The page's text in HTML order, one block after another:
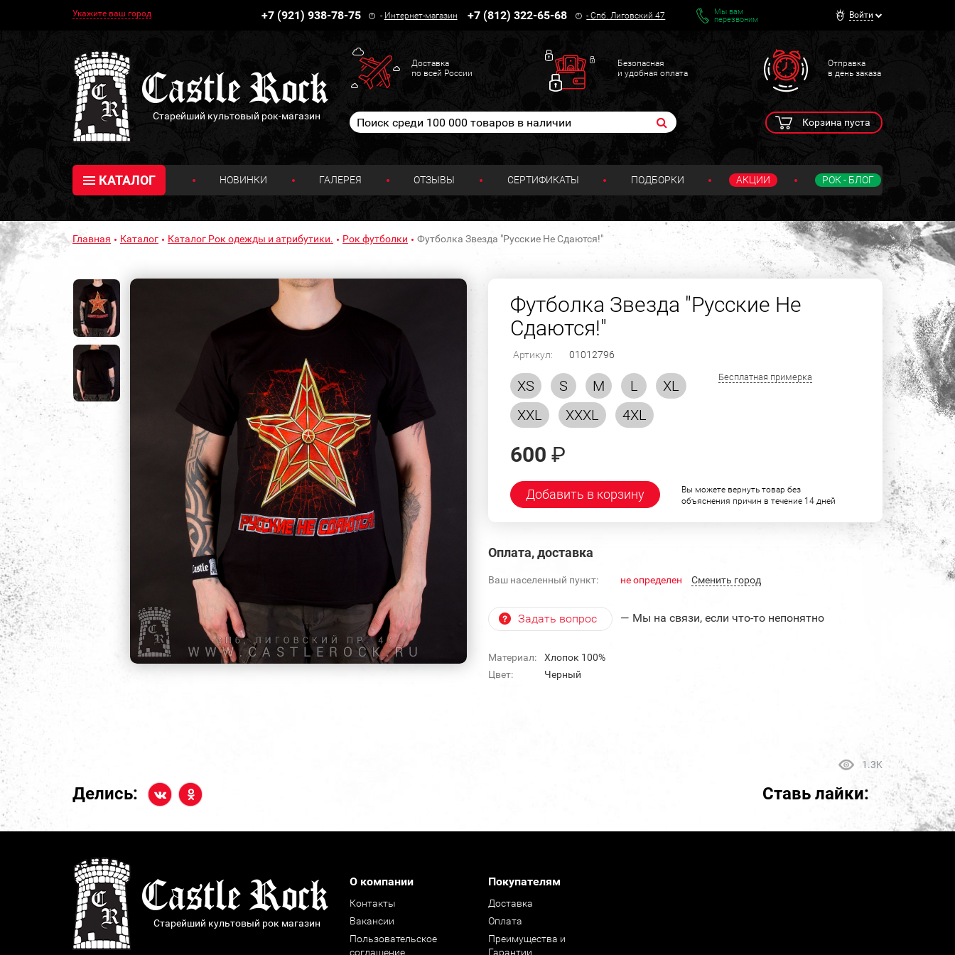
Укажите ваш город +7 (921) 938-78-75 - Интернет-магазин +7 (812) 322-65-68 -Спб. Лиговский 47
Мы вам
перезвоним
Войти
Старейший культовый рок-магазин
Доставка
по всей России
Безопасная
и удобная оплата
Отправка
в день заказа
Корзина пуста
КАТАЛОГ НОВИНКИ ГАЛЕРЕЯ ОТЗЫВЫ СЕРТИФИКАТЫ ПОДБОРКИ АКЦИИ РОК - БЛОГ
Главная Каталог Каталог Рок одежды и атрибутики. Рок футболки Футболка Звезда "Русские Не Сдаются!"
Футболка Звезда "Русские Не
Сдаются!"
Артикул: 01012796
XS S M L
XL
XXL
XXXL 4XL
Бесплатная примерка
600 ₽
Добавить в корзину
Вы можете вернуть товар без
объяснения причин в течение 14 дней
Оплата, доставка
Ваш населенный пункт: не определен Cменить город
Задать вопрос — Мы на связи, если что-то непонятно
Материал:
Хлопок 100%
Цвет:
Черный
1.3K
Делись: Ставь лайки:
Старейший культовый рок магазин
О компании
Контакты
Вакансии
Пользовательское
соглашение
Покупателям
Доставка
Оплата
Преимущества и
Гарантии